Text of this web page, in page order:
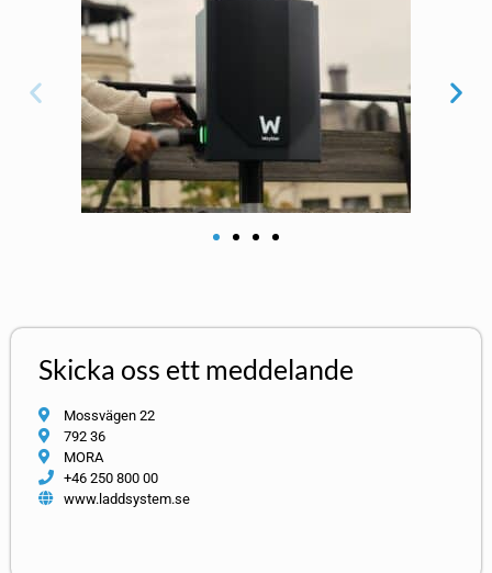
Skicka oss ett meddelande
Mossvägen 22
792 36
MORA
+46 250 800 00
www.laddsystem.se